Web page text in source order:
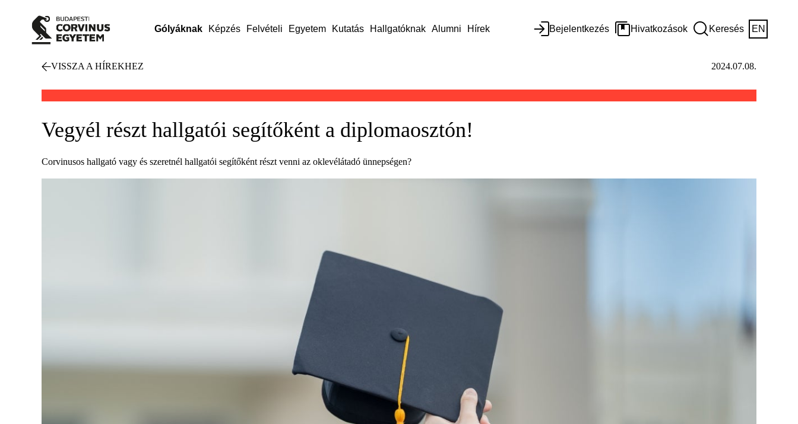
Gólyáknak Képzés Felvételi Egyetem Kutatás Hallgatóknak Alumni Hírek Bejelentkezés Hivatkozások Keresés EN
VISSZA A HÍREKHEZ 2024.07.08.
Vegyél részt hallgatói segítőként a diplomaosztón!
Corvinusos hallgató vagy és szeretnél hallgatói segítőként részt venni az oklevélátadó ünnepségen?